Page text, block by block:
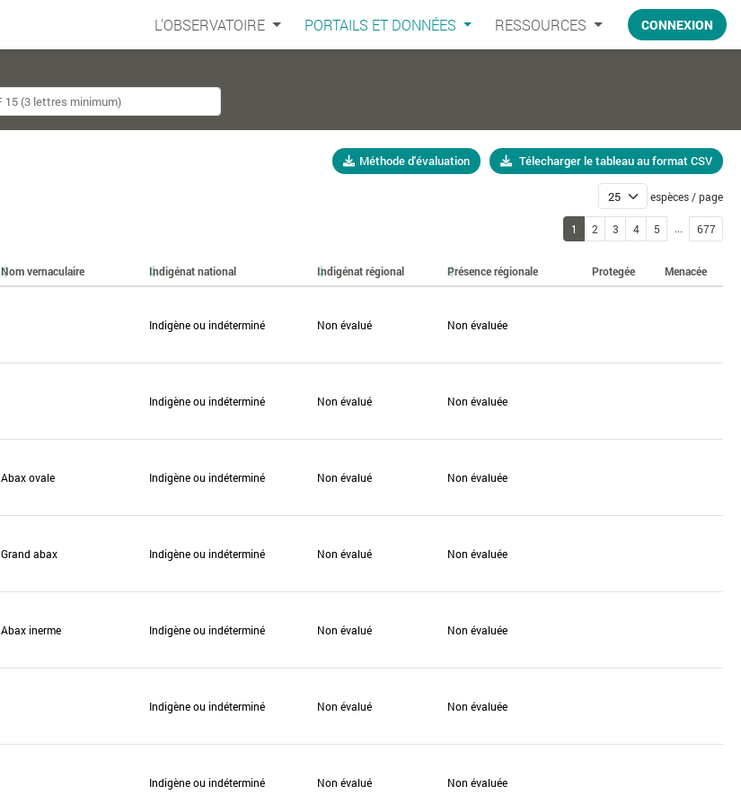
L'OBSERVATOIRE PORTAILS ET DONNÉES RESSOURCES CONNEXION
Méthode d'évaluation Télecharger le tableau au format CSV
espèces / page
1 2 3 4 5 ... 677
Nom vernaculaire Indigénat national Indigénat régional Présence régionale Protegée Menacée
Indigène ou indéterminé Non évalué Non évaluée
Indigène ou indéterminé Non évalué Non évaluée
Abax ovale Indigène ou indéterminé Non évalué Non évaluée
Grand abax Indigène ou indéterminé Non évalué Non évaluée
Abax inerme Indigène ou indéterminé Non évalué Non évaluée
Indigène ou indéterminé Non évalué Non évaluée
Indigène ou indéterminé Non évalué Non évaluée